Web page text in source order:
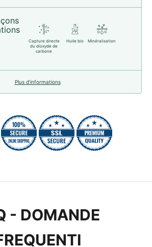
Capture directe
du dioxyde de
carbone
Huile bio Minéralisation
Plus d’informations
- DOMANDE